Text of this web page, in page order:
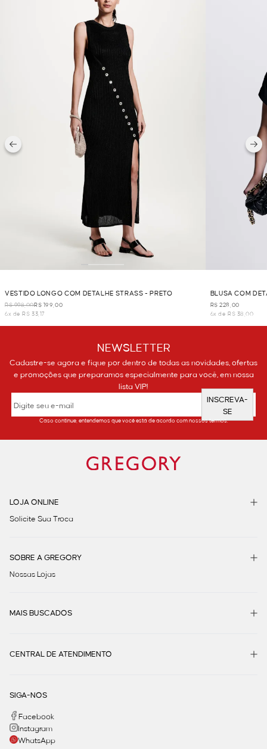
VESTIDO LONGO COM DETALHE STRASS - PRETO
R$ 998,00R$ 199,00
6x de R$ 33,17
BLUSA COM
R$ 228,00
6x de R$ 38,00
NEWSLETTER
Cadastre-se agora e fique por dentro de todas as novidades, ofertas
e promoções que preparamos especialmente para você, em nossa
lista VIP!
INSCREVA-
SE
Caso continue, entendemos que você está de acordo com nossos termos.
LOJA ONLINE
Solicite Sua Troca
SOBRE A GREGORY
Nossas Lojas
MAIS BUSCADOS
CENTRAL DE ATENDIMENTO
SIGA-NOS
Facebook
Instagram
WhatsApp